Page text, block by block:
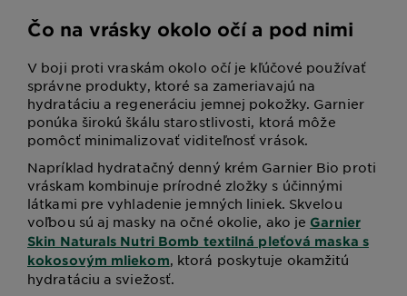
Čo na vrásky okolo očí a pod nimi
V boji proti vraskám okolo očí je kľúčové používať
správne produkty, ktoré sa zameriavajú na
hydratáciu a regeneráciu jemnej pokožky. Garnier
ponúka širokú škálu starostlivosti, ktorá môže
pomôcť minimalizovať viditeľnosť vrások.
Napríklad hydratačný denný krém Garnier Bio proti
vráskam kombinuje prírodné zložky s účinnými
látkami pre vyhladenie jemných liniek. Skvelou
voľbou sú aj masky na očné okolie, ako je Garnier
Skin Naturals Nutri Bomb textilná pleťová maska s
kokosovým mliekom, ktorá poskytuje okamžitú
hydratáciu a sviežosť.